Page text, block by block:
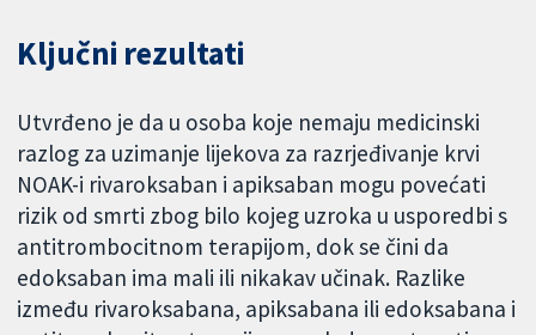
Ključni rezultati
Utvrđeno je da u osoba koje nemaju medicinski
razlog za uzimanje lijekova za razrjeđivanje krvi
NOAK-i rivaroksaban i apiksaban mogu povećati
rizik od smrti zbog bilo kojeg uzroka u usporedbi s
antitrombocitnom terapijom, dok se čini da
edoksaban ima mali ili nikakav učinak. Razlike
između rivaroksabana, apiksabana ili edoksabana i